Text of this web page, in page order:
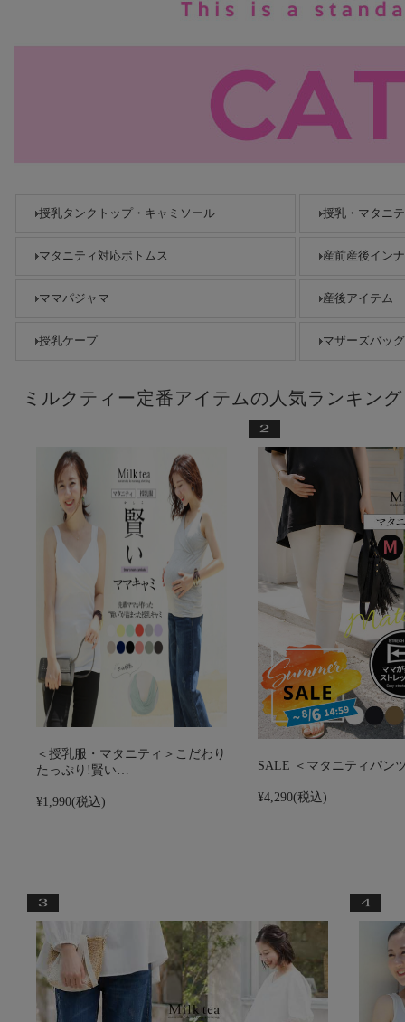
授乳タンクトップ・キャミソール 授乳・マタニ
マタニティ対応ボトムス 産前産後イン
ママパジャマ 産後アイテム
授乳ケープ マザーズバッ
ミルクティー定番アイテムの人気ランキング
＜授乳服・マタニティ＞こだわり
たっぷり!賢い…
¥1,990(税込)
SALE ＜マタニティパン
¥4,290(税込)